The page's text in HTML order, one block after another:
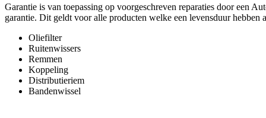
Garantie is van toepassing op voorgeschreven reparaties door een
garantie. Dit geldt voor alle producten welke een levensduur
Oliefilter
Ruitenwissers
Remmen
Koppeling
Distributieriem
Bandenwissel